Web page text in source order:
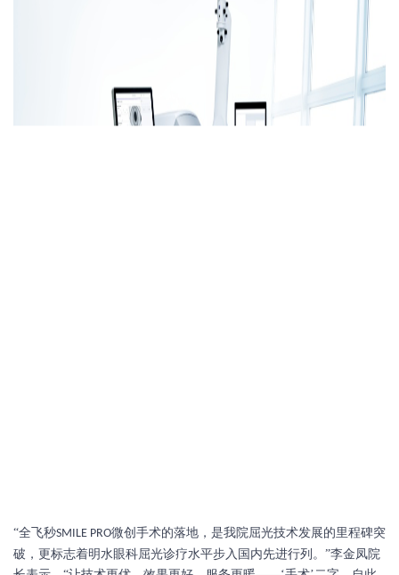
“全飞秒SMILE PRO微创手术的落地，是我院屈光技术发展的里程碑突
破，更标志着明水眼科屈光诊疗水平步入国内先进行列。”李金凤院